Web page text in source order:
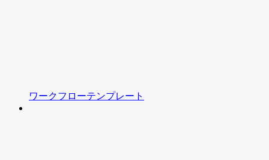
ワークフローテンプレート